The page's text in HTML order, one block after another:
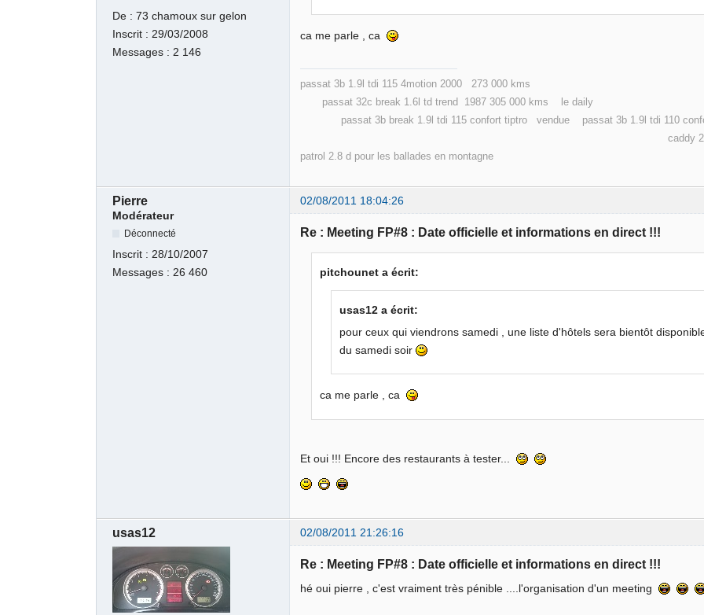
De :73 chamoux sur gelon
Inscrit : 29/03/2008
Messages : 2 146
ca me parle , ca
passat 3b 1.9l tdi 115 4motion 2000 273 000 kms
passat 32c break 1.6l td trend 1987 305 000 kms le daily
passat 3b break 1.9l tdi 115 confort tiptro vendue passat
caddy 2 maxi life 7 pl 110 000
patrol 2.8 d pour les ballades en montagne
Pierre
02/08/2011 18:04:26
Modérateur
Déconnecté
Inscrit :28/10/2007
Messages :26 460
Re : Meeting FP#8 : Date officielle et informations en direct !!!
pitchounet a écrit:
usas12 a écrit:
pour ceux qui viendrons samedi , une liste d'hôtels sera bientôt
du samedi soir
ca me parle , ca
Et oui !!! Encore des restaurants à tester...
usas12 02/08/2011 21:26:16
Re : Meeting FP#8 : Date officielle et informations en direct !!!
hé oui pierre , c'est vraiment très pénible ....l'organisation d'un meeting